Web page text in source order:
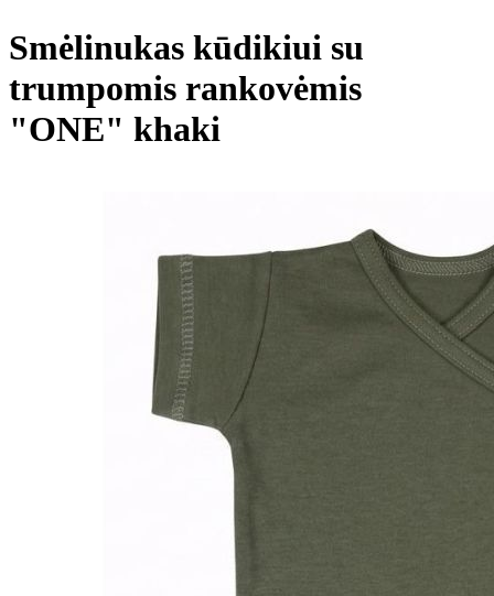
Smėlinukas kūdikiui su
trumpomis rankovėmis
"ONE" khaki